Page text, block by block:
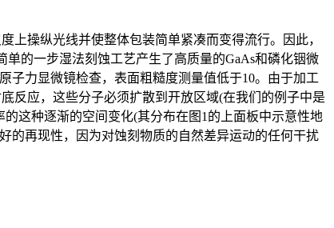
操纵光线并使整体包装简单紧凑而变得流行。因此，
的一步湿法刻蚀工艺产生了高质量的GaAs和磷化铟微
子力显微镜检查，表面粗糙度测量值低于10。由于加工
应，这些分子必须扩散到开放区域(在我们的例子中是
这种逐渐的空间变化(其分布在图1的上面板中示意性地
的再现性，因为对蚀刻物质的自然差异运动的任何干扰